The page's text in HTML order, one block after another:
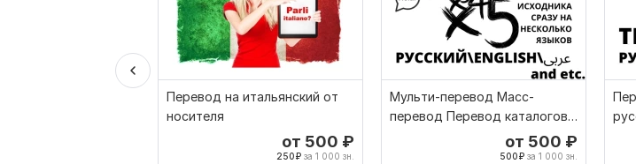
Перевод на итальянский от
носителя
от 500 ₽
250₽ за 1 000 зн.
Мульти-перевод Масс-
перевод Перевод каталогов
от 500 ₽
500₽ за 1 000 зн.